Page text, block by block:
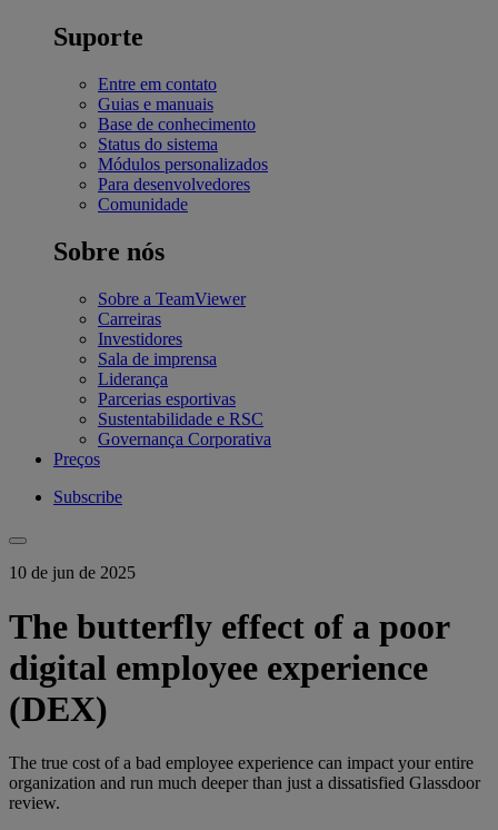
Suporte
Entre em contato
Guias e manuais
Base de conhecimento
Status do sistema
Módulos personalizados
Para desenvolvedores
Comunidade
Sobre nós
Sobre a TeamViewer
Carreiras
Investidores
Sala de imprensa
Liderança
Parcerias esportivas
Sustentabilidade e RSC
Governança Corporativa
Preços
Subscribe
10 de jun de 2025
The butterfly effect of a poor
digital employee experience
(DEX)
The true cost of a bad employee experience can impact your entire
organization and run much deeper than just a dissatisfied Glassdoor
review.